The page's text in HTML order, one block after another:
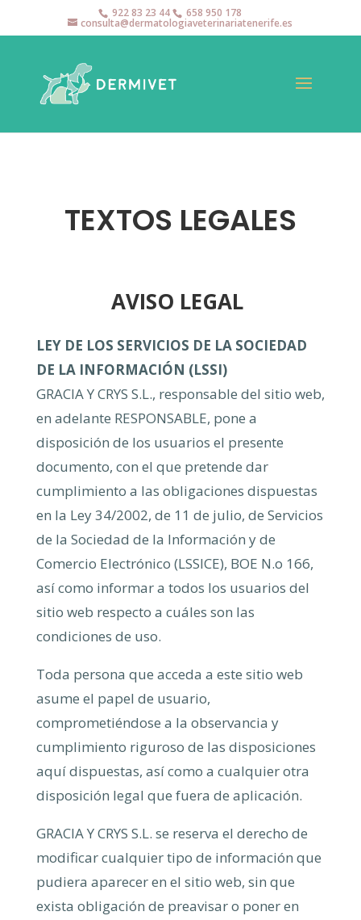
922 83 23 44 658 950 178
consulta@dermatologiaveterinariatenerife.es
TEXTOS LEGALES
AVISO LEGAL
LEY DE LOS SERVICIOS DE LA SOCIEDAD
DE LA INFORMACIÓN (LSSI)
GRACIA Y CRYS S.L., responsable del sitio web,
en adelante RESPONSABLE, pone a
disposición de los usuarios el presente
documento, con el que pretende dar
cumplimiento a las obligaciones dispuestas
en la Ley 34/2002, de 11 de julio, de Servicios
de la Sociedad de la Información y de
Comercio Electrónico (LSSICE), BOE N.o 166,
así como informar a todos los usuarios del
sitio web respecto a cuáles son las
condiciones de uso.
Toda persona que acceda a este sitio web
asume el papel de usuario,
comprometiéndose a la observancia y
cumplimiento riguroso de las disposiciones
aquí dispuestas, así como a cualquier otra
disposición legal que fuera de aplicación.
GRACIA Y CRYS S.L. se reserva el derecho de
modificar cualquier tipo de información que
pudiera aparecer en el sitio web, sin que
exista obligación de preavisar o poner en